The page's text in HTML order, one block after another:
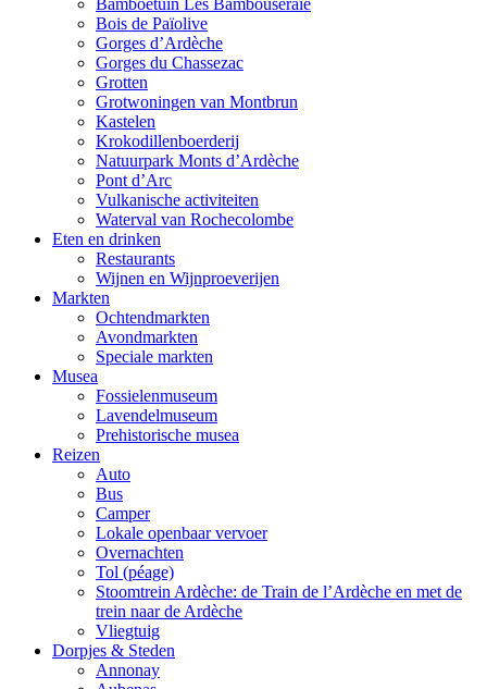
Bamboetuin Les Bambouseraie
Bois de Païolive
Gorges d’Ardèche
Gorges du Chassezac
Grotten
Grotwoningen van Montbrun
Kastelen
Krokodillenboerderij
Natuurpark Monts d’Ardèche
Pont d’Arc
Vulkanische activiteiten
Waterval van Rochecolombe
Eten en drinken
Restaurants
Wijnen en Wijnproeverijen
Markten
Ochtendmarkten
Avondmarkten
Speciale markten
Musea
Fossielenmuseum
Lavendelmuseum
Prehistorische musea
Reizen
Auto
Bus
Camper
Lokale openbaar vervoer
Overnachten
Tol (péage)
Stoomtrein Ardèche: de Train de l’Ardèche en met de
trein naar de Ardèche
Vliegtuig
Dorpjes & Steden
Annonay